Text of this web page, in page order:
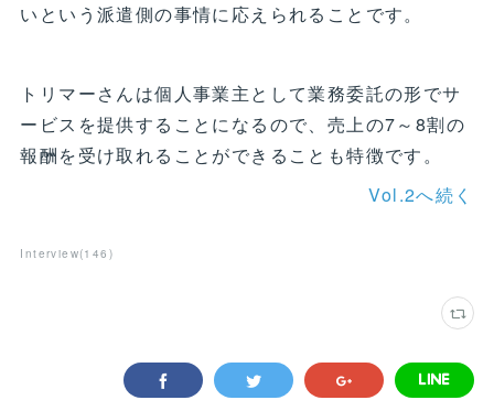
いという派遣側の事情に応えられることです。
トリマーさんは個人事業主として業務委託の形でサ
ービスを提供することになるので、売上の7～8割の
報酬を受け取れることができることも特徴です。
Vol.2へ続く
Interview(146 )